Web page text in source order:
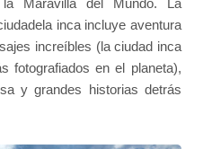
Maravilla del Mundo. La
inca incluye aventura
increíbles (la ciudad inca
fotografiados en el planeta),
y grandes historias detrás